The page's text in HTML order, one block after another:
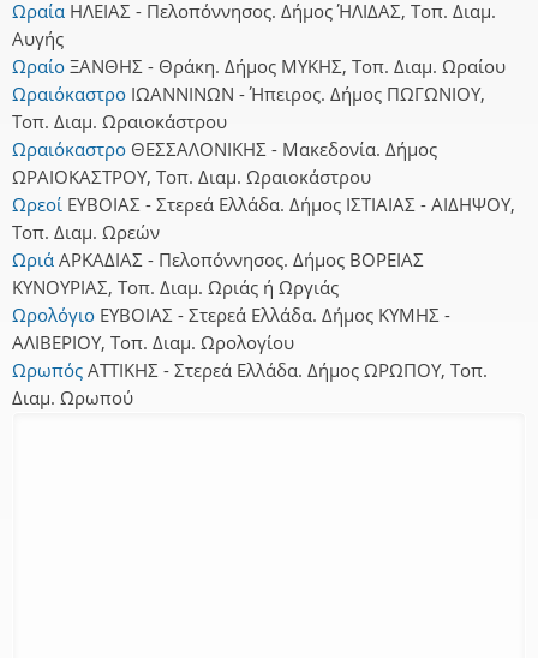
Ωραία ΗΛΕΙΑΣ - Πελοπόννησος. Δήμος ΉΛΙΔΑΣ, Τοπ. Διαμ.
Αυγής
Ωραίο ΞΑΝΘΗΣ - Θράκη. Δήμος ΜΥΚΗΣ, Τοπ. Διαμ. Ωραίου
Ωραιόκαστρο ΙΩΑΝΝΙΝΩΝ - Ήπειρος. Δήμος ΠΩΓΩΝΙΟΥ,
Τοπ. Διαμ. Ωραιοκάστρου
Ωραιόκαστρο ΘΕΣΣΑΛΟΝΙΚΗΣ - Μακεδονία. Δήμος
ΩΡΑΙΟΚΑΣΤΡΟΥ, Τοπ. Διαμ. Ωραιοκάστρου
Ωρεοί ΕΥΒΟΙΑΣ - Στερεά Ελλάδα. Δήμος ΙΣΤΙΑΙΑΣ - ΑΙΔΗΨΟΥ,
Τοπ. Διαμ. Ωρεών
Ωριά ΑΡΚΑΔΙΑΣ - Πελοπόννησος. Δήμος ΒΟΡΕΙΑΣ
ΚΥΝΟΥΡΙΑΣ, Τοπ. Διαμ. Ωριάς ή Ωργιάς
Ωρολόγιο ΕΥΒΟΙΑΣ - Στερεά Ελλάδα. Δήμος ΚΥΜΗΣ -
ΑΛΙΒΕΡΙΟΥ, Τοπ. Διαμ. Ωρολογίου
Ωρωπός ΑΤΤΙΚΗΣ - Στερεά Ελλάδα. Δήμος ΩΡΩΠΟΥ, Τοπ.
Διαμ. Ωρωπού